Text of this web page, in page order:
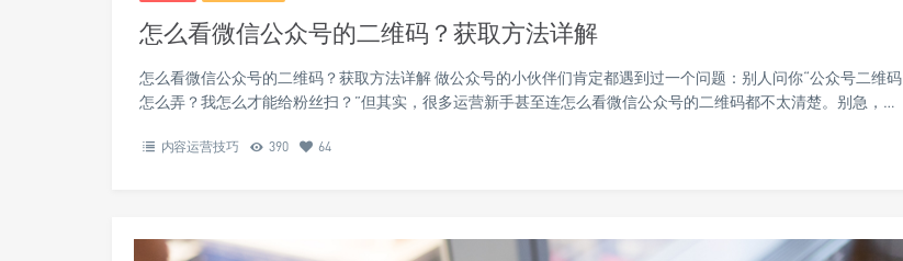
怎么看微信公众号的二维码？获取方法详解
怎么看微信公众号的二维码？获取方法详解 做公众号的小伙伴们肯定都遇到过一个问题：别人问你“公众号二维码
怎么弄？我怎么才能给粉丝扫？”但其实，很多运营新手甚至连怎么看微信公众号的二维码都不太清楚。别急，…
内容运营技巧 390 64